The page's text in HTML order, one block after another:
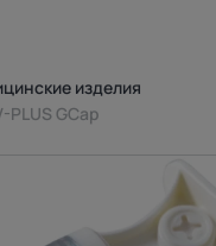
изделия
GCap